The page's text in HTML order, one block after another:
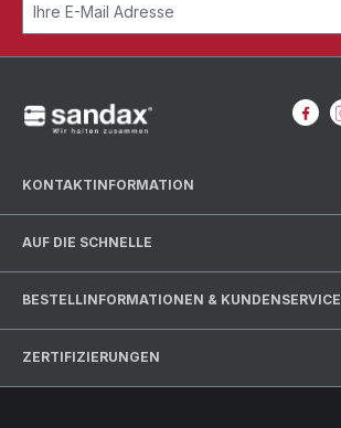
KONTAKTINFORMATION
AUF DIE SCHNELLE
BESTELLINFORMATIONEN & KUNDENSERVICE
ZERTIFIZIERUNGEN